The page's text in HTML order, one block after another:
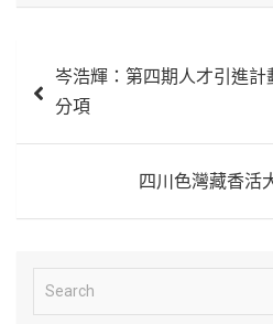
章 岑浩輝：第四期人才引進
分項
四川色灣藏香活
e